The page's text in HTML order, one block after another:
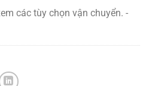
các tùy chọn vận chuyển. -